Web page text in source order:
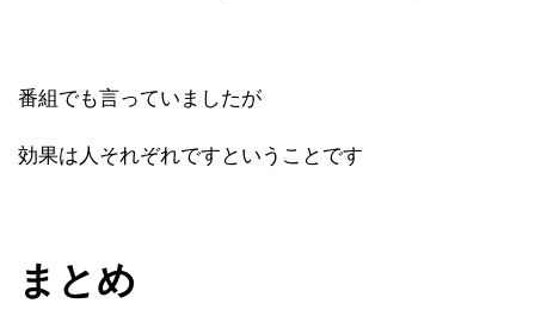
番組でも言っていましたが
効果は人それぞれですということです
まとめ